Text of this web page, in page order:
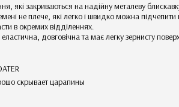
які закриваються на надійну металеву
не плече, які легко і швидко можна
в окремих відділеннях.
довговічна та має легку зернисту
скрывает царапины